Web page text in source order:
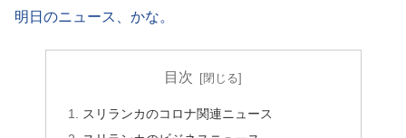
明日のニュース、かな。
目次
スリランカのコロナ関連ニュース